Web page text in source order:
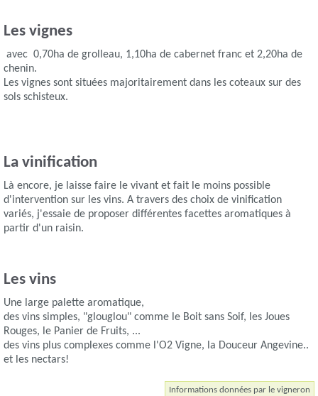
Les vignes
avec 0,70ha de grolleau, 1,10ha de cabernet franc et 2,20ha de
chenin.
Les vignes sont situées majoritairement dans les coteaux sur des
sols schisteux.
La vinification
Là encore, je laisse faire le vivant et fait le moins possible
d'intervention sur les vins. A travers des choix de vinification
variés, j'essaie de proposer différentes facettes aromatiques à
partir d'un raisin.
Les vins
Une large palette aromatique,
des vins simples, "glouglou" comme le Boit sans Soif, les Joues
Rouges, le Panier de Fruits, ...
des vins plus complexes comme l'O2 Vigne, la Douceur Angevine..
et les nectars!
Informations données par le vigneron